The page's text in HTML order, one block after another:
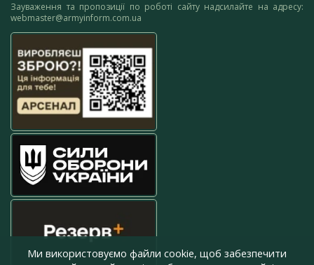
Зауваження та пропозиції по роботі сайту надсилайте на адресу:
webmaster@armyinform.com.ua
Ми використовуємо файли cookie, щоб забезпечити